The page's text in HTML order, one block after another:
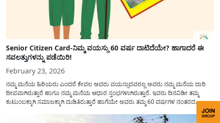
Senior Citizen Card-ನಿಮ್ಮ ವಯಸ್ಸು 60 ವರ್ಷ ದಾಟಿದೆಯೇ? ಹಾಗಾದರೆ ಈ
ಸವಲತ್ತುಗಳನ್ನು ಪಡೆಯಿರಿ!
February 23, 2026
ನಮ್ಮ ಮನೆಯ ಹಿರಿಯರು ಎಂದರೆ ಕೇವಲ ಅವರು ವಯಸ್ಸಾದವರಲ್ಲ ಅವರು ನಮ್ಮ ಮನೆಯ ದಾರಿ
ದೀಪವಾಗಿರುತ್ತಾರೆ ಹಾಗೂ ನಮ್ಮ ಮನೆಯ ಆಧಾರ ಸ್ತಂಭಗಳಾಗಿರುತ್ತಾರೆ. ಇವರು ದಿನವಿಡೀ ತಮ್ಮ
ಕುಟುಂಬಕ್ಕಾಗಿ ಸಮಾಜಕ್ಕಾಗಿ ದುಡಿತಿರುತ್ತಾರೆ ಹಾಗೆಯೇ ಅವರು ತಮ್ಮ 60 ವರ್ಷಗಳ ನಂತರದ
ಜೀವನವನ್ನು ನೆಮ್ಮದಿಯಿಂದ ಕಳೆಯಬೇಕೆಂಬುದು ಪ್ರತಿಯೊಬ್ಬರ ಕನಸಾಗಿರುತ್ತದೆ ಆದ್ದರಿಂದ ಸರ್ಕಾರವು